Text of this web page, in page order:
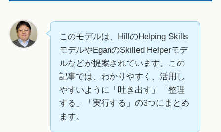
このモデルは、HillのHelping Skills
モデルやEganのSkilled Helperモデ
ルなどが提案されています。この
記事では、わかりやすく、活用し
やすいように「吐き出す」「整理
する」「実行する」の3つにまとめ
ます。